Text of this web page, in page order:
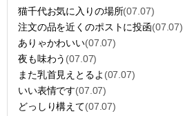
猫千代お気に入りの場所(07.07)
注文の品を近くのポストに投函(07.07)
ありゃかわいい(07.07)
夜も味わう (07.07)
また乳首見えとるよ (07.07)
いい表情です(07.07)
どっしり構えて(07.07)